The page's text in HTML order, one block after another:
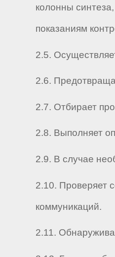
колонны
показаниям
2.5.
2.6.
2.7. Отбирает
2.8. Выполняет
2.9. В случае
2.10. Проверяет
коммуникаций.
2.11.